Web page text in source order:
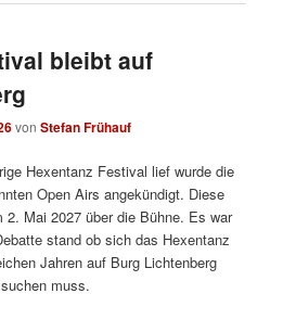
bleibt auf
vonStefan Frühauf
Hexentanz Festival lief wurde die
Open Airs angekündigt. Diese
Mai 2027 über die Bühne. Es war
stand ob sich das Hexentanz
Jahren auf Burg Lichtenberg
muss.